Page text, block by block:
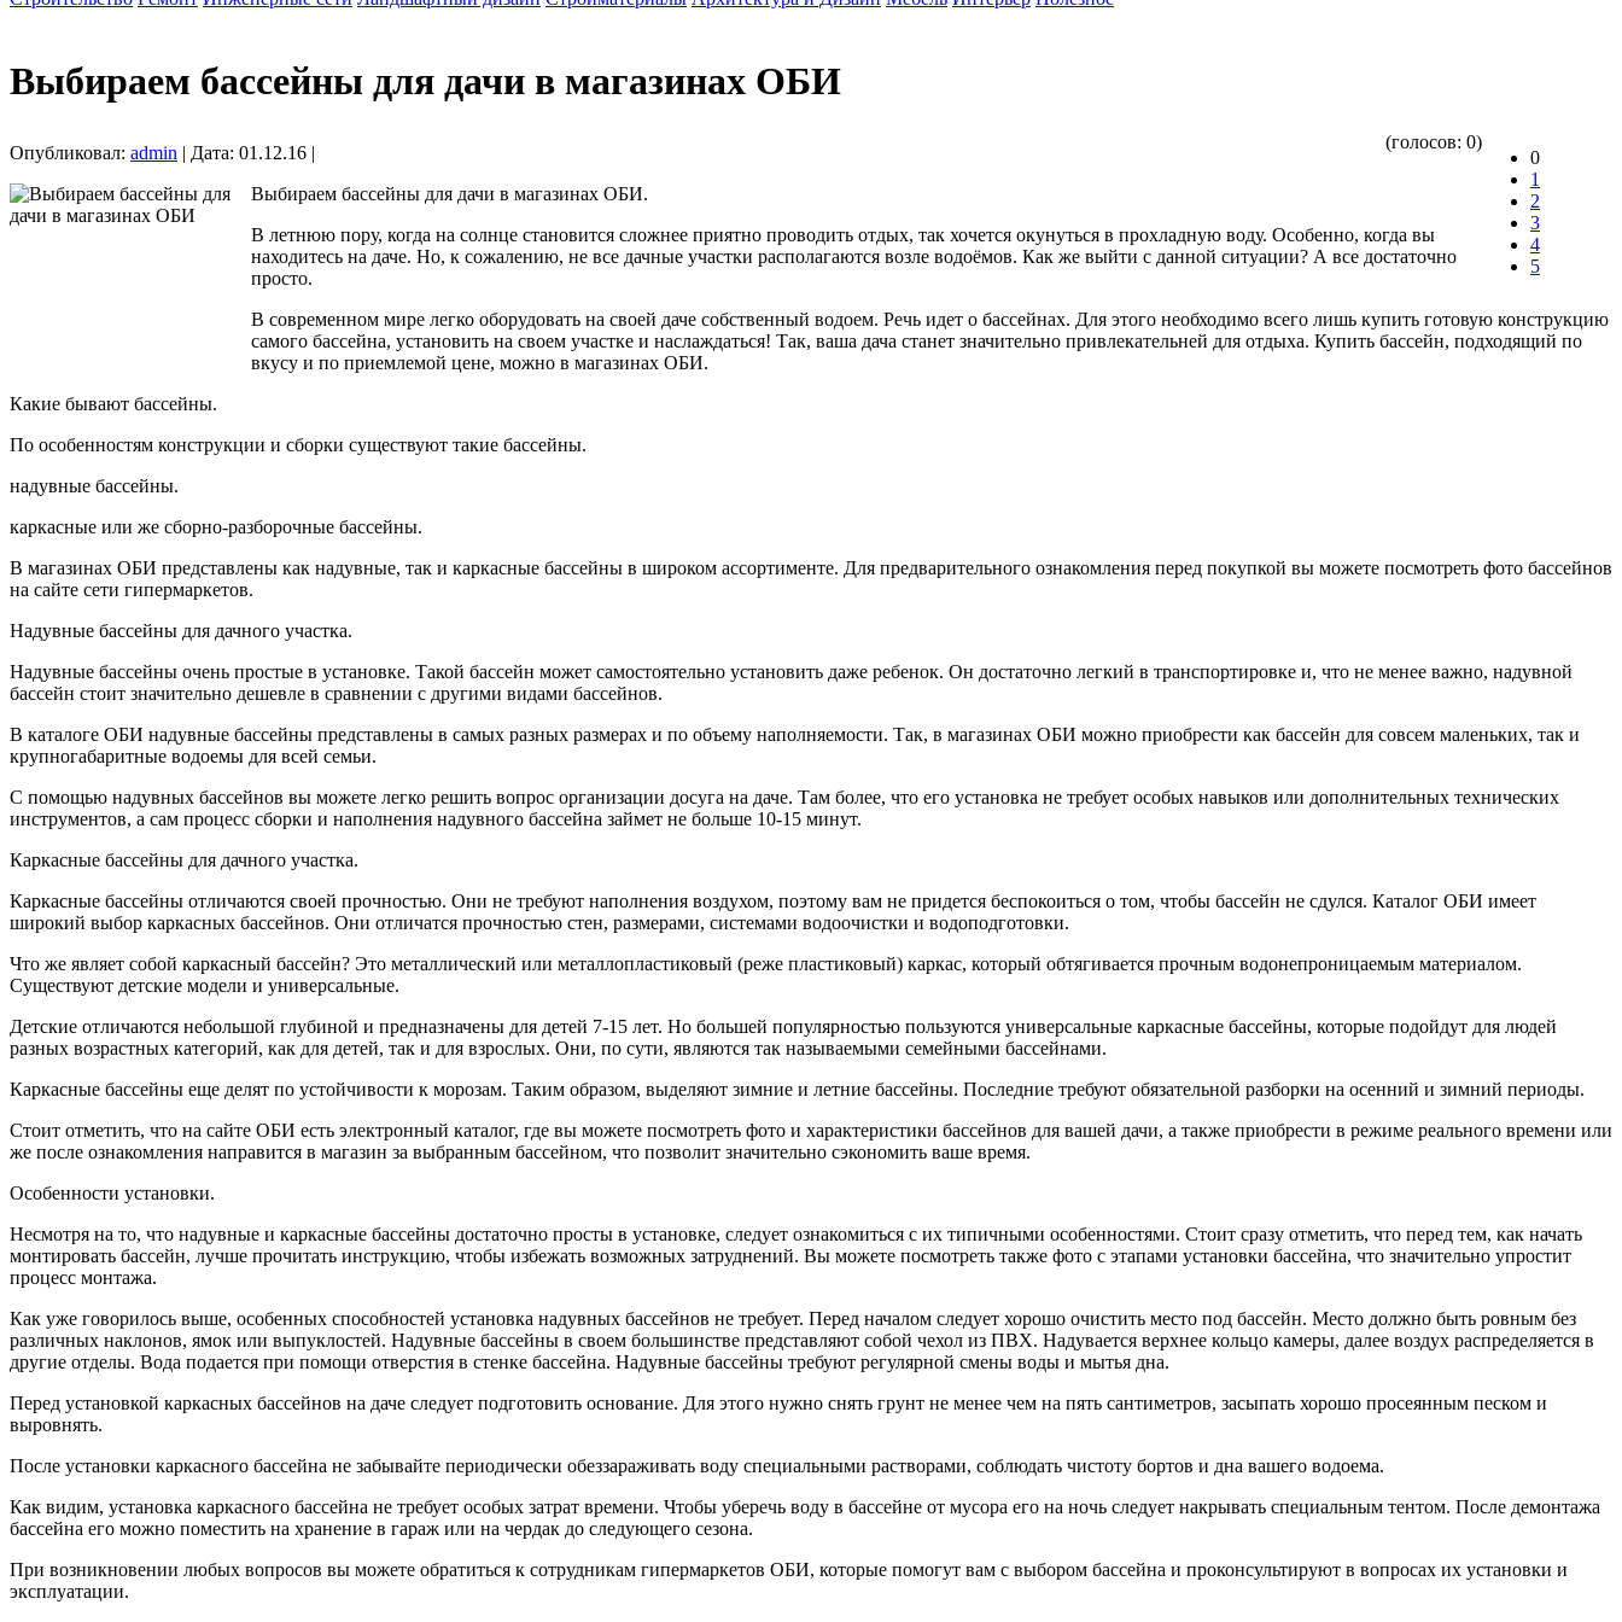
Выбираем бассейны для дачи в магазинах ОБИ
Опубликовал: admin | Дата: 01.12.16 |
0
1
2
3
4
5
(голосов: 0)
Выбираем бассейны для дачи в магазинах ОБИ.
В летнюю пору, когда на солнце становится сложнее приятно проводить отдых, так хочется окунуться в прохладную воду. Особенно, когда вы
находитесь на даче. Но, к сожалению, не все дачные участки располагаются возле водоёмов. Как же выйти с данной ситуации? А все достаточно
просто.
В современном мире легко оборудовать на своей даче собственный водоем. Речь идет о бассейнах. Для этого необходимо всего лишь купить готовую конструкцию
самого бассейна, установить на своем участке и наслаждаться! Так, ваша дача станет значительно привлекательней для отдыха. Купить бассейн, подходящий по
вкусу и по приемлемой цене, можно в магазинах ОБИ.
Какие бывают бассейны.
По особенностям конструкции и сборки существуют такие бассейны.
надувные бассейны.
каркасные или же сборно-разборочные бассейны.
В магазинах ОБИ представлены как надувные, так и каркасные бассейны в широком ассортименте. Для предварительного ознакомления перед покупкой вы можете посмотреть фото бассейнов
на сайте сети гипермаркетов.
Надувные бассейны для дачного участка.
Надувные бассейны очень простые в установке. Такой бассейн может самостоятельно установить даже ребенок. Он достаточно легкий в транспортировке и, что не менее важно, надувной
бассейн стоит значительно дешевле в сравнении с другими видами бассейнов.
В каталоге ОБИ надувные бассейны представлены в самых разных размерах и по объему наполняемости. Так, в магазинах ОБИ можно приобрести как бассейн для совсем маленьких, так и
крупногабаритные водоемы для всей семьи.
С помощью надувных бассейнов вы можете легко решить вопрос организации досуга на даче. Там более, что его установка не требует особых навыков или дополнительных технических
инструментов, а сам процесс сборки и наполнения надувного бассейна займет не больше 10-15 минут.
Каркасные бассейны для дачного участка.
Каркасные бассейны отличаются своей прочностью. Они не требуют наполнения воздухом, поэтому вам не придется беспокоиться о том, чтобы бассейн не сдулся. Каталог ОБИ имеет
широкий выбор каркасных бассейнов. Они отличатся прочностью стен, размерами, системами водоочистки и водоподготовки.
Что же являет собой каркасный бассейн? Это металлический или металлопластиковый (реже пластиковый) каркас, который обтягивается прочным водонепроницаемым материалом.
Существуют детские модели и универсальные.
Детские отличаются небольшой глубиной и предназначены для детей 7-15 лет. Но большей популярностью пользуются универсальные каркасные бассейны, которые подойдут для людей
разных возрастных категорий, как для детей, так и для взрослых. Они, по сути, являются так называемыми семейными бассейнами.
Каркасные бассейны еще делят по устойчивости к морозам. Таким образом, выделяют зимние и летние бассейны. Последние требуют обязательной разборки на осенний и зимний периоды.
Стоит отметить, что на сайте ОБИ есть электронный каталог, где вы можете посмотреть фото и характеристики бассейнов для вашей дачи, а также приобрести в режиме реального времени или
же после ознакомления направится в магазин за выбранным бассейном, что позволит значительно сэкономить ваше время.
Особенности установки.
Несмотря на то, что надувные и каркасные бассейны достаточно просты в установке, следует ознакомиться с их типичными особенностями. Стоит сразу отметить, что перед тем, как начать
монтировать бассейн, лучше прочитать инструкцию, чтобы избежать возможных затруднений. Вы можете посмотреть также фото с этапами установки бассейна, что значительно упростит
процесс монтажа.
Как уже говорилось выше, особенных способностей установка надувных бассейнов не требует. Перед началом следует хорошо очистить место под бассейн. Место должно быть ровным без
различных наклонов, ямок или выпуклостей. Надувные бассейны в своем большинстве представляют собой чехол из ПВХ. Надувается верхнее кольцо камеры, далее воздух распределяется в
другие отделы. Вода подается при помощи отверстия в стенке бассейна. Надувные бассейны требуют регулярной смены воды и мытья дна.
Перед установкой каркасных бассейнов на даче следует подготовить основание. Для этого нужно снять грунт не менее чем на пять сантиметров, засыпать хорошо просеянным песком и
выровнять.
После установки каркасного бассейна не забывайте периодически обеззараживать воду специальными растворами, соблюдать чистоту бортов и дна вашего водоема.
Как видим, установка каркасного бассейна не требует особых затрат времени. Чтобы уберечь воду в бассейне от мусора его на ночь следует накрывать специальным тентом. После демонтажа
бассейна его можно поместить на хранение в гараж или на чердак до следующего сезона.
При возникновении любых вопросов вы можете обратиться к сотрудникам гипермаркетов ОБИ, которые помогут вам с выбором бассейна и проконсультируют в вопросах их установки и
эксплуатации.